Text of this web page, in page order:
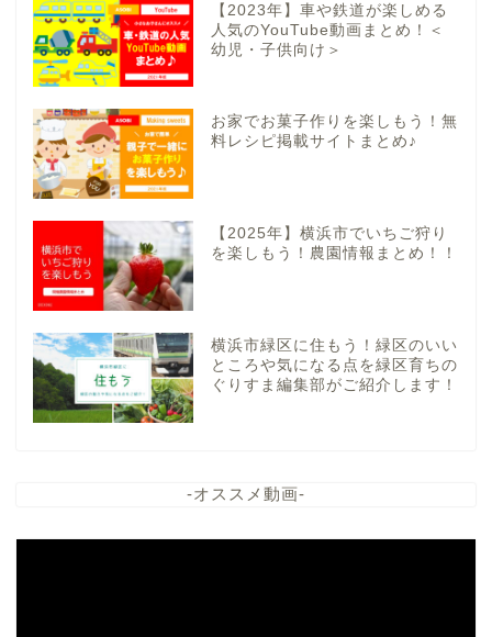
【2023年】車や鉄道が楽しめる
人気のYouTube動画まとめ！＜
幼児・子供向け＞
お家でお菓子作りを楽しもう！無
料レシピ掲載サイトまとめ♪
【2025年】横浜市でいちご狩り
を楽しもう！農園情報まとめ！！
横浜市緑区に住もう！緑区のいい
ところや気になる点を緑区育ちの
ぐりすま編集部がご紹介します！
-オススメ動画-